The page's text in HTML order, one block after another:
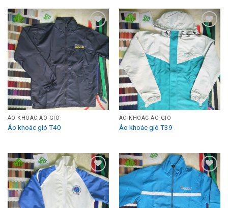
Add to
Wishlist
ÁO KHOÁC ÁO GIÓ
Áo khoác gió T40
Add to
Wishlist
ÁO KHOÁC ÁO GIÓ
Áo khoác gió T39
Add to
Wishlist
Add to
Wishlist